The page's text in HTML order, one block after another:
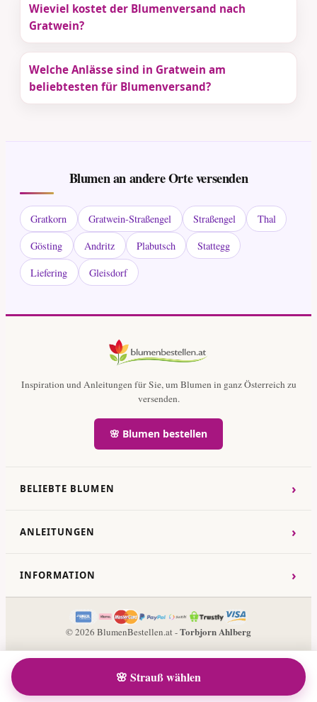
Wieviel kostet der Blumenversand nach
Gratwein?
Welche Anlässe sind in Gratwein am
beliebtesten für Blumenversand?
Blumen an andere Orte versenden
Gratkorn Gratwein-Straßengel Straßengel
Thal
Gösting
Andritz Plabutsch
Stattegg
Liefering
Gleisdorf
Inspiration und Anleitungen für Sie, um Blumen in ganz Österreich zu
versenden.
🌸 Blumen bestellen
BELIEBTE BLUMEN ›
ANLEITUNGEN ›
INFORMATION ›
© 2026 BlumenBestellen.at -Torbjorn Ahlberg
🌸 Strauß wählen